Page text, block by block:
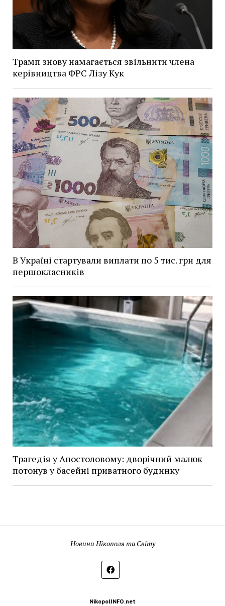
Трамп знову намагається звільнити члена
керівництва ФРС Лізу Кук
В Україні стартували виплати по 5 тис. грн для
першокласників
Трагедія у Апостоловому: дворічний малюк
потонув у басейні приватного будинку
Новини Нікополя та Світу
NikopolINFO.net